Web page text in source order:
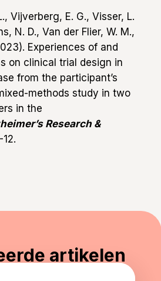
Vijverberg, E. G., Visser, L.
N. D., Van der Flier, W. M.,
Experiences of and
on clinical trial design in
from the participant’s
methods study in two
in the
Research &
12.
artikelen